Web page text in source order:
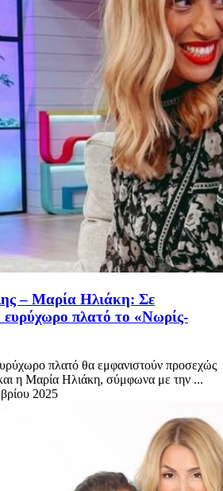
– Μαρία Ηλιάκη: Σε
ευρύχωρο πλατό το «Νωρίς-
πλατό θα εμφανιστούν προσεχώς
η Μαρία Ηλιάκη, σύμφωνα με την ...
2025